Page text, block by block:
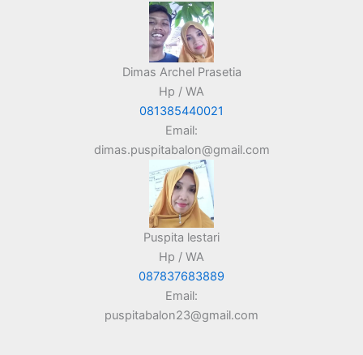
Dimas Archel Prasetia
Hp / WA
081385440021
Email:
dimas.puspitabalon@gmail.com
Puspita lestari
Hp / WA
087837683889
Email:
puspitabalon23@gmail.com